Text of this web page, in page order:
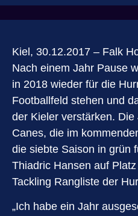
Kiel, 30.12.2017 – Falk
Nach einem Jahr Pause
in 2018 wieder für die
Footballfeld stehen und
der Kieler verstärken.
Canes, die im
die siebte Saison in grün
Thiadric Hansen auf
Tackling Rangliste der
„Ich habe ein Jahr